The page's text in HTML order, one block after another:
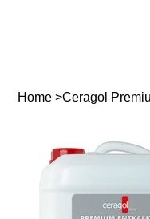
Home >Ceragol